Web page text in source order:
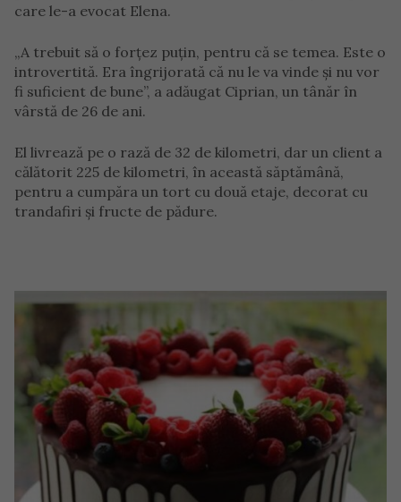
care le-a evocat Elena.
„A trebuit să o forțez puțin, pentru că se temea. Este o
introvertită. Era îngrijorată că nu le va vinde și nu vor
fi suficient de bune”, a adăugat Ciprian, un tânăr în
vârstă de 26 de ani.
El livrează pe o rază de 32 de kilometri, dar un client a
călătorit 225 de kilometri, în această săptămână,
pentru a cumpăra un tort cu două etaje, decorat cu
trandafiri și fructe de pădure.